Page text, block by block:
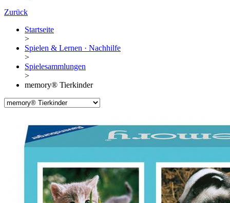
Zurück
Startseite
>
Spielen & Lernen · Nachhilfe
>
Spielesammlungen
>
memory® Tierkinder